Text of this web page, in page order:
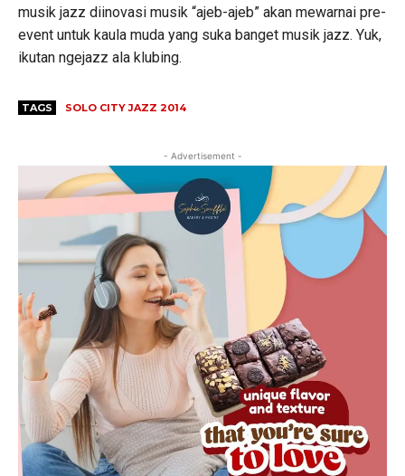
musik jazz diinovasi musik “ajeb-ajeb” akan mewarnai pre-
event untuk kaula muda yang suka banget musik jazz. Yuk,
ikutan ngejazz ala klubing.
TAGS SOLO CITY JAZZ 2014
- Advertisement -